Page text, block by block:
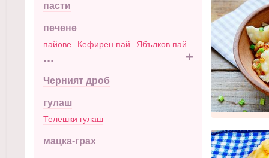
пасти
печене
пайове Кефирен пай Ябълков пай
... +
Черният дроб
гулаш
Телешки гулаш
мацка-грах